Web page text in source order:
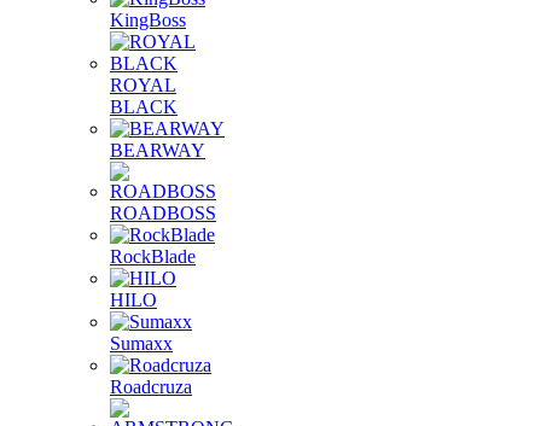
KingBoss
ROYAL
BLACK
BEARWAY
ROADBOSS
RockBlade
HILO
Sumaxx
Roadcruza